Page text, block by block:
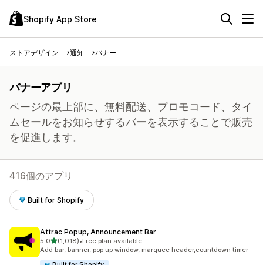
Shopify App Store
ストアデザイン 通知 バナー
バナーアプリ
ページの最上部に、無料配送、プロモコード、タイ
ムセールをお知らせするバーを表示することで販売
を促進します。
416個のアプリ
Built for Shopify
Attrac Popup, Announcement Bar
5.05つ星中
(1,018)
合計レビュー数：1018件
•Free plan available
Add bar, banner, pop up window, marquee header,countdown timer